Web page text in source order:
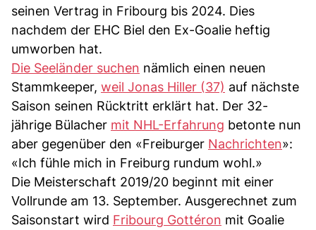
seinen Vertrag in Fribourg bis 2024. Dies
nachdem der EHC Biel den Ex-Goalie heftig
umworben hat.
Die Seeländer suchen nämlich einen neuen
Stammkeeper, weil Jonas Hiller (37) auf nächste
Saison seinen Rücktritt erklärt hat. Der 32-
jährige Bülacher mit NHL-Erfahrung betonte nun
aber gegenüber den «Freiburger Nachrichten»:
«Ich fühle mich in Freiburg rundum wohl.»
Die Meisterschaft 2019/20 beginnt mit einer
Vollrunde am 13. September. Ausgerechnet zum
Saisonstart wird Fribourg Gottéron mit Goalie